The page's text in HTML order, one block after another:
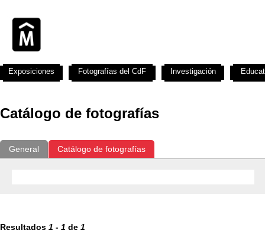
Catálogo de fotografías
General Catálogo de fotografías
Resultados 1 - 1 de 1
Exposiciones Fotografías del CdF Investigación